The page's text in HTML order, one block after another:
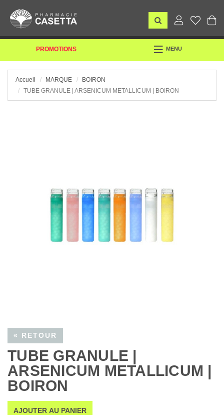
PROMOTIONS
TOGGLE
MENU
Accueil MARQUE
BOIRON
TUBE GRANULE | ARSENICUM METALLICUM | BOIRON
« RETOUR
TUBE GRANULE |
ARSENICUM METALLICUM |
BOIRON
AJOUTER AU PANIER